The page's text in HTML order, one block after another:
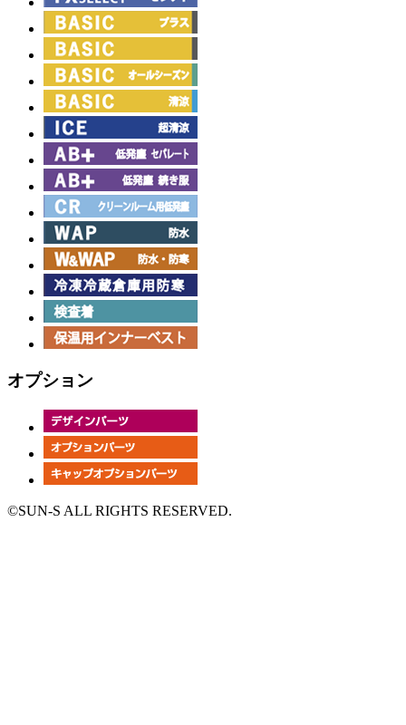
オプション
©SUN-S ALL RIGHTS RESERVED.